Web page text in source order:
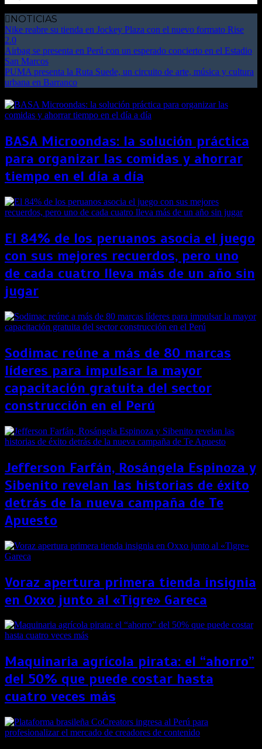
NOTICIAS
Nike reabre su tienda en Jockey Plaza con el nuevo formato Rise
2.0
Airbag se presenta en Perú con un esperado concierto en el Estadio
San Marcos
PUMA presenta la Ruta Suede, un circuito de arte, música y cultura
urbana en Barranco
BASA Microondas: la solución práctica
para organizar las comidas y ahorrar
tiempo en el día a día
El 84% de los peruanos asocia el juego
con sus mejores recuerdos, pero uno
de cada cuatro lleva más de un año sin
jugar
Sodimac reúne a más de 80 marcas
líderes para impulsar la mayor
capacitación gratuita del sector
construcción en el Perú
Jefferson Farfán, Rosángela Espinoza y
Sibenito revelan las historias de éxito
detrás de la nueva campaña de Te
Apuesto
Voraz apertura primera tienda insignia
en Oxxo junto al «Tigre» Gareca
Maquinaria agrícola pirata: el “ahorro”
del 50% que puede costar hasta
cuatro veces más